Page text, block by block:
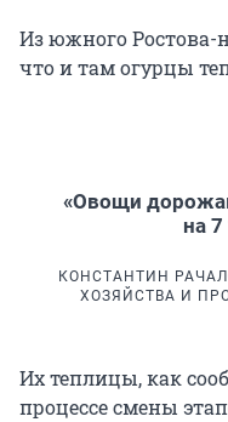
Из южного Ростова-
что и там огурцы
«Овощи
на
КОНСТАНТИН
ХОЗЯЙСТВА И
Их теплицы, как
процессе смены